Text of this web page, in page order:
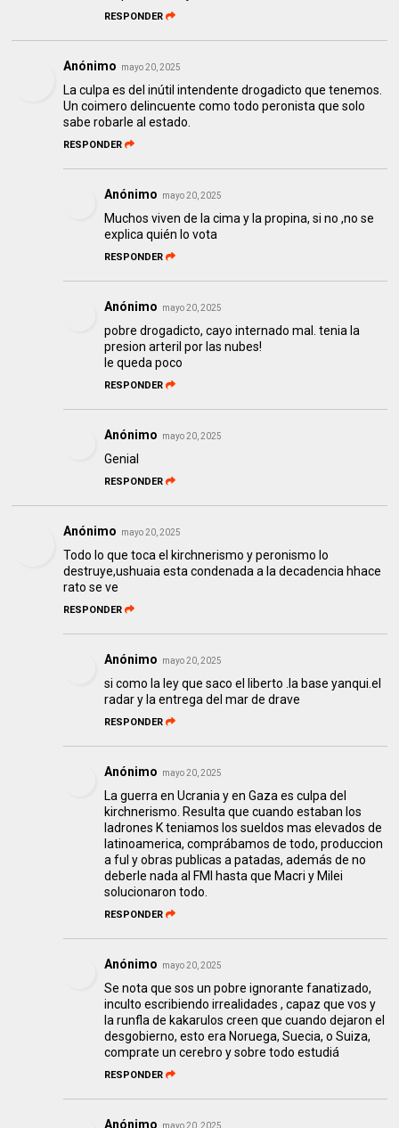
RESPONDER
Anónimo mayo 20, 2025
La culpa es del inútil intendente drogadicto que tenemos.
Un coimero delincuente como todo peronista que solo
sabe robarle al estado.
RESPONDER
Anónimo mayo 20, 2025
Muchos viven de la cima y la propina, si no ,no se
explica quién lo vota
RESPONDER
Anónimo mayo 20, 2025
pobre drogadicto, cayo internado mal. tenia la
presion arteril por las nubes!
le queda poco
RESPONDER
Anónimo mayo 20, 2025
Genial
RESPONDER
Anónimo mayo 20, 2025
Todo lo que toca el kirchnerismo y peronismo lo
destruye,ushuaia esta condenada a la decadencia hhace
rato se ve
RESPONDER
Anónimo mayo 20, 2025
si como la ley que saco el liberto .la base yanqui.el
radar y la entrega del mar de drave
RESPONDER
Anónimo mayo 20, 2025
La guerra en Ucrania y en Gaza es culpa del
kirchnerismo. Resulta que cuando estaban los
ladrones K teniamos los sueldos mas elevados de
latinoamerica, comprábamos de todo, produccion
a ful y obras publicas a patadas, además de no
deberle nada al FMI hasta que Macri y Milei
solucionaron todo.
RESPONDER
Anónimo mayo 20, 2025
Se nota que sos un pobre ignorante fanatizado,
inculto escribiendo irrealidades , capaz que vos y
la runfla de kakarulos creen que cuando dejaron el
desgobierno, esto era Noruega, Suecia, o Suiza,
comprate un cerebro y sobre todo estudiá
RESPONDER
Anónimo mayo 20, 2025